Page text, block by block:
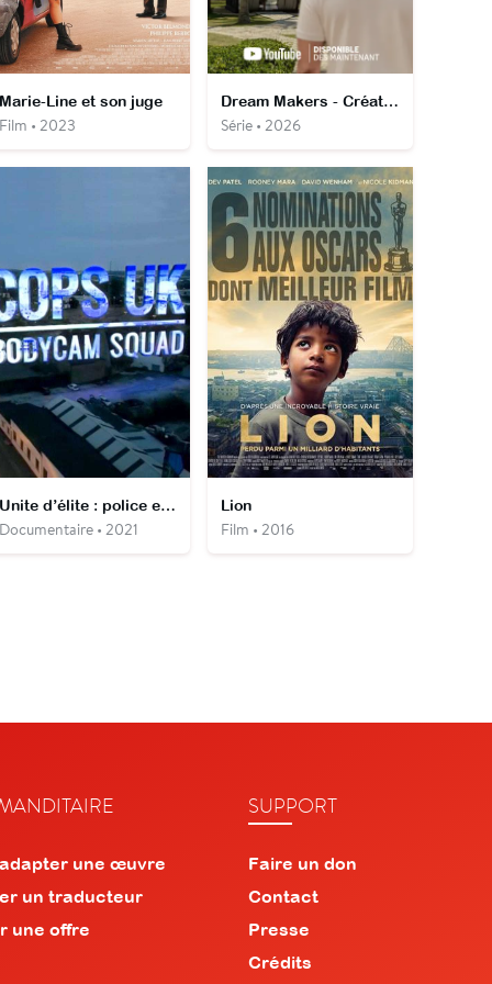
Line et son juge
• 2023
Dream Makers - Créateurs de bonheur
Série • 2026
Unite d’élite : police en action
• 2021
Lion
Film • 2016
une œuvre
un traducteur
une offre
SUPPORT
Faire un don
Contact
Presse
Crédits